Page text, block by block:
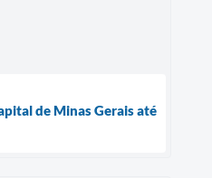
de Minas Gerais até